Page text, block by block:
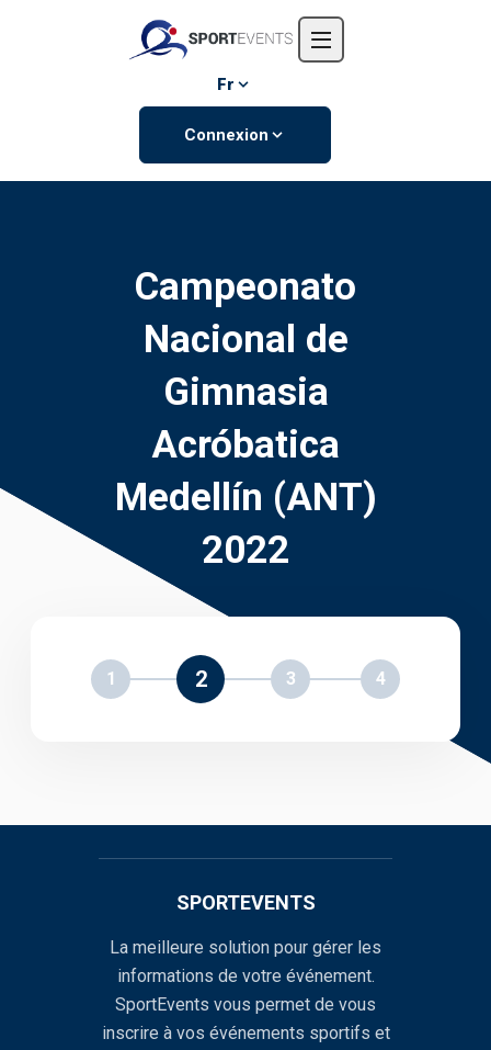
L'entreprise
Événements
Fr
Connexion
Campeonato
Nacional de
Gimnasia
Acróbatica
Medellín (ANT)
2022
1 2 3 4
SPORTEVENTS
La meilleure solution pour gérer les
informations de votre événement.
SportEvents vous permet de vous
inscrire à vos événements sportifs et